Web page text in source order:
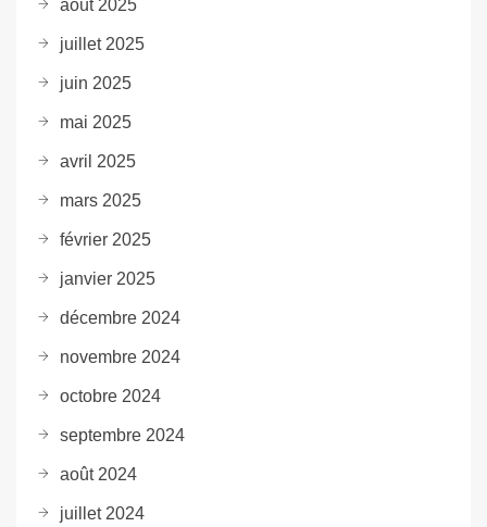
août 2025
juillet 2025
juin 2025
mai 2025
avril 2025
mars 2025
février 2025
janvier 2025
décembre 2024
novembre 2024
octobre 2024
septembre 2024
août 2024
juillet 2024